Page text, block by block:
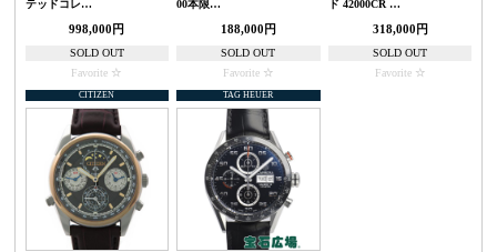
テッドコレ…
998,000円
SOLD OUT
Favorite
00本限…
188,000円
SOLD OUT
Favorite
ド 42000CR …
318,000円
SOLD OUT
Favorite
CITIZEN TAG HEUER